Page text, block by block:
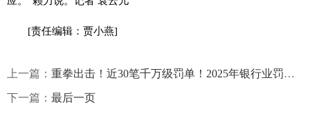
[责任编辑：贾小燕]
上一篇： 重拳出击！近30笔千万级罚单！2025年银行业罚单大盘点-最资讯
下一篇： 最后一页